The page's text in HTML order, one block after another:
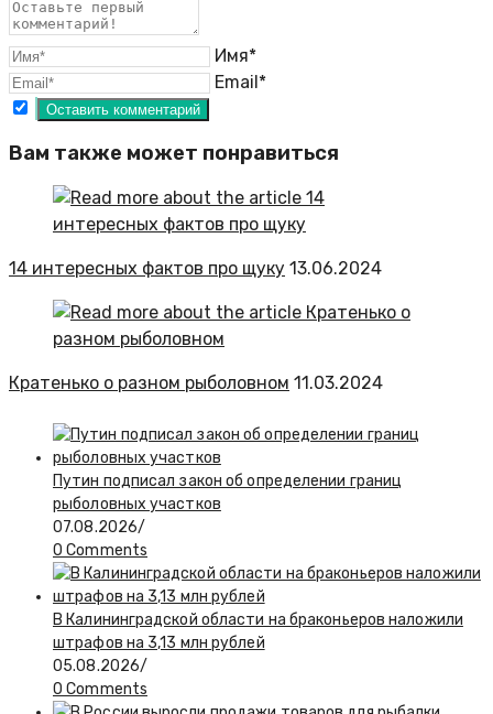
Имя*
Email*
Вам также может понравиться
14 интересных фактов про щуку 13.06.2024
Кратенько о разном рыболовном 11.03.2024
Путин подписал закон об определении границ
рыболовных участков
07.08.2026/
0 Comments
В Калининградской области на браконьеров наложили
штрафов на 3,13 млн рублей
05.08.2026/
0 Comments